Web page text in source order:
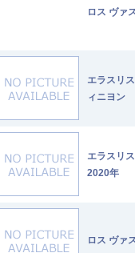
ロス ヴァ
エラスリ
ィニヨン
エラスリ
2020年
ロス ヴァ